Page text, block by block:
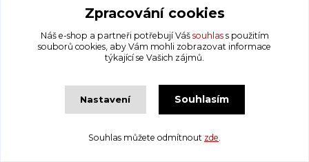
ks
Zpracování cookies
Náš e-shop a partneři potřebují Váš souhlass použitím
souborů cookies, aby Vám mohli zobrazovat informace
týkající se Vašich zájmů.
Nastavení Souhlasím
Souhlas můžete odmítnout zde